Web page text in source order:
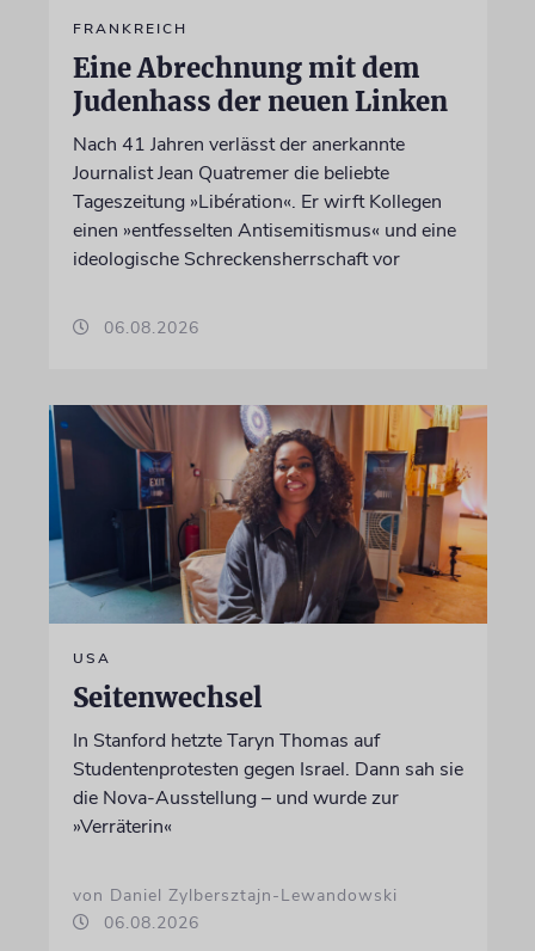
FRANKREICH
Eine Abrechnung mit dem
Judenhass der neuen Linken
Nach 41 Jahren verlässt der anerkannte
Journalist Jean Quatremer die beliebte
Tageszeitung »Libération«. Er wirft Kollegen
einen »entfesselten Antisemitismus« und eine
ideologische Schreckensherrschaft vor
06.08.2026
USA
Seitenwechsel
In Stanford hetzte Taryn Thomas auf
Studentenprotesten gegen Israel. Dann sah sie
die Nova-Ausstellung – und wurde zur
»Verräterin«
von Daniel Zylbersztajn-Lewandowski
06.08.2026